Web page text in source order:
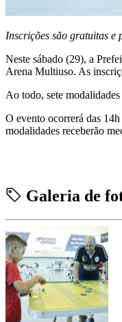
Inscrições são gratuitas e
Neste sábado (29), a
Arena Multiuso. As
Ao todo, sete
O evento ocorrerá das
modalidades receberão
Galeria de